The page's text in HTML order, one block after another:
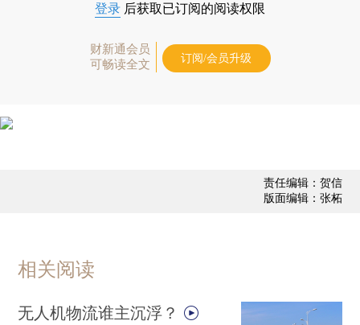
登录 后获取已订阅的阅读权限
财新通会员
可畅读全文
订阅/会员升级
责任编辑：贺信
版面编辑：张柘
相关阅读
无人机物流谁主沉浮？